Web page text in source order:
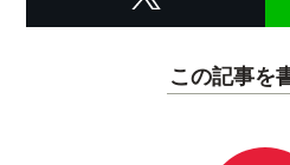
この記事を